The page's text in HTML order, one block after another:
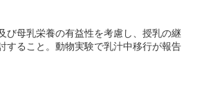
び母乳栄養の有益性を考慮し、授乳の継
すること。動物実験で乳汁中移行が報告